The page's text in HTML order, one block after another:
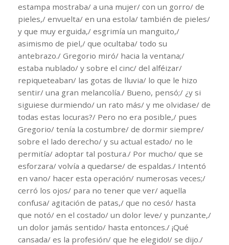
estampa mostraba/ a una mujer/ con un gorro/ de
pieles,/ envuelta/ en una estola/ también de pieles/
y que muy erguida,/ esgrimía un manguito,/
asimismo de piel,/ que ocultaba/ todo su
antebrazo./ Gregorio miró/ hacia la ventana;/
estaba nublado/ y sobre el cinc/ del alféizar/
repiqueteaban/ las gotas de lluvia/ lo que le hizo
sentir/ una gran melancolía./ Bueno, pensó;/ ¿y si
siguiese durmiendo/ un rato más/ y me olvidase/ de
todas estas locuras?/ Pero no era posible,/ pues
Gregorio/ tenía la costumbre/ de dormir siempre/
sobre el lado derecho/ y su actual estado/ no le
permitía/ adoptar tal postura./ Por mucho/ que se
esforzara/ volvía a quedarse/ de espaldas./ Intentó
en vano/ hacer esta operación/ numerosas veces;/
cerró los ojos/ para no tener que ver/ aquella
confusa/ agitación de patas,/ que no cesó/ hasta
que notó/ en el costado/ un dolor leve/ y punzante,/
un dolor jamás sentido/ hasta entonces./ ¡Qué
cansada/ es la profesión/ que he elegido!/ se dijo./